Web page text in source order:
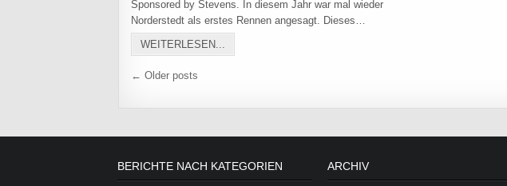
Sponsored by Stevens. In diesem Jahr war mal wieder
Norderstedt als erstes Rennen angesagt. Dieses…
WEITERLESEN...
Beitragsnavigation
← Older posts
BERICHTE NACH KATEGORIEN ARCHIV